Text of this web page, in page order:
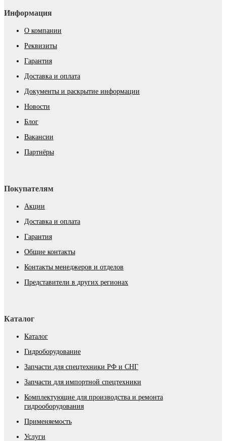
Информация
О компании
Реквизиты
Гарантия
Доставка и оплата
Документы и раскрытие информации
Новости
Блог
Вакансии
Партнёры
Покупателям
Акции
Доставка и оплата
Гарантия
Общие контакты
Контакты менеджеров и отделов
Представители в других регионах
Каталог
Каталог
Гидроборудование
Запчасти для спецтехники РФ и СНГ
Запчасти для импортной спецтехники
Комплектующие для производства и ремонта
гидрооборудования
Применяемость
Услуги